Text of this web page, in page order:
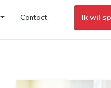
Contact Ik wil